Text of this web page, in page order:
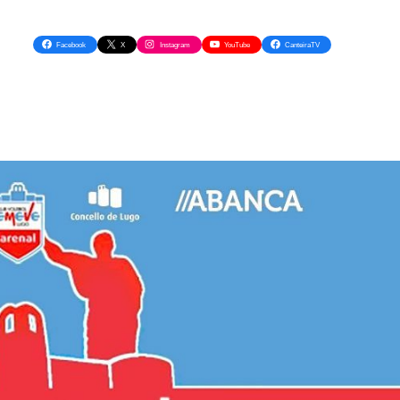
Facebook X Instagram YouTube CanteiraTV